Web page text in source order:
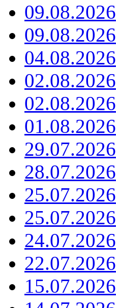
09.08.2026
09.08.2026
04.08.2026
02.08.2026
02.08.2026
01.08.2026
29.07.2026
28.07.2026
25.07.2026
25.07.2026
24.07.2026
22.07.2026
15.07.2026